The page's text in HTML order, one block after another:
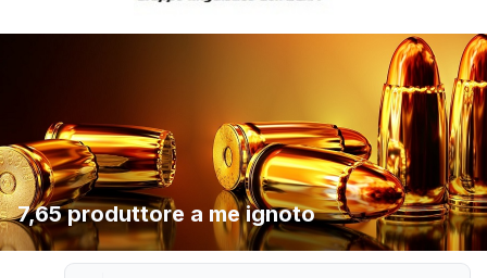
7,65 produttore a me ignoto